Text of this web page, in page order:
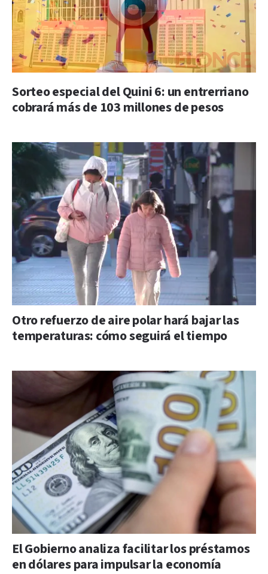
Sorteo especial del Quini 6: un entrerriano
cobrará más de 103 millones de pesos
Otro refuerzo de aire polar hará bajar las
temperaturas: cómo seguirá el tiempo
El Gobierno analiza facilitar los préstamos
en dólares para impulsar la economía